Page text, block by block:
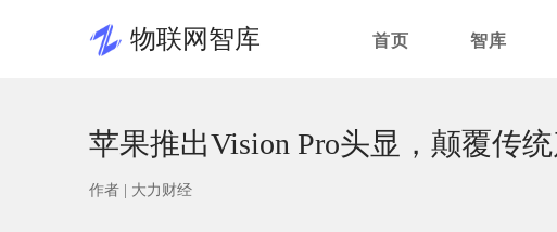
物联网智库 首页 智库
苹果推出Vision Pro头显，颠覆传
作者 | 大力财经